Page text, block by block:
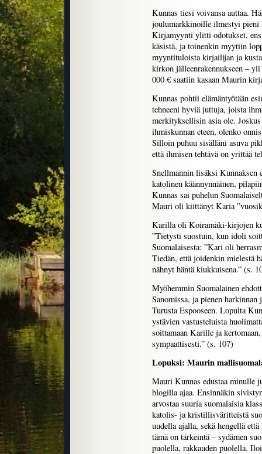
Kunnas tiesi voivansa auttaa.
joulumarkkinoille ilmestyi
Kirjamyynti ylitti odotukset,
käsistä, ja toinenkin myytiin
myyntituloista kirjailijan ja
kirkon jälleenrakennukseen –
000 € saatiin kasaan Maurin
Kunnas pohtii elämäntyötään
tehneeni hyviä juttuja, joista
merkityksellisin asia ole.
ihmiskunnan eteen, olenko
Silloin puhuu sisälläni asuva
että ihmisen tehtävä on yrittää
Snellmannin lisäksi Kunnaksen
katolinen käännynnäinen,
Kunnas sai puhelun
Mauri oli kiittänyt Karia
Karilla oli Koiramäki-kirjojen
”Tietysti suostuin, kun idoli
Suomalaisesta: ”Kari oli
Tiedän, että joidenkin mielestä
nähnyt häntä kiukkuisena.” (s.
Myöhemmin Suomalainen
Sanomissa, ja pienen
Turusta Espooseen. Lopulta
ystävien vastusteluista
soittamaan Karille ja
sympaattisesti.” (s. 107)
Lopuksi: Maurin
Mauri Kunnas edustaa minulle
blogilla ajaa. Ensinnäkin
arvostaa suuria suomalaisia
katolis- ja kristillisväritteistä
uudella ajalla, sekä hengellä
tämä on tärkeintä – sydämen
puolella, rakkauden puolella.